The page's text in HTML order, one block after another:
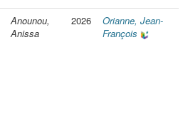
Anounou,
Anissa
2026
Orianne, Jean-
François